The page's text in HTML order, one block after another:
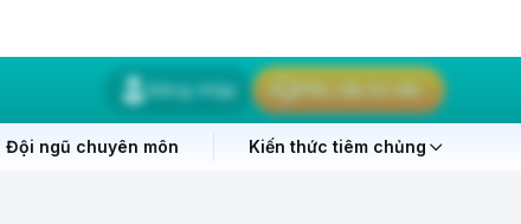
Đăng nhập Yêu cầu tư vấn
Đội ngũ chuyên môn Kiến thức tiêm chủng